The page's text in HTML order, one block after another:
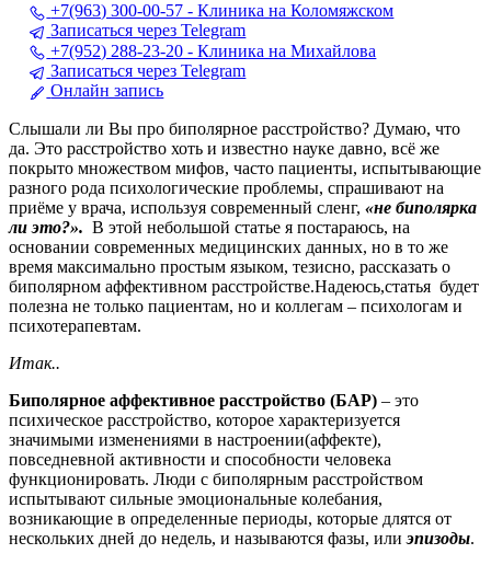
+7(963) 300-00-57 - Клиника на Коломяжском
Записаться через Telegram
+7(952) 288-23-20 - Клиника на Михайлова
Записаться через Telegram
Онлайн запись
Слышали ли Вы про биполярное расстройство? Думаю, что
да. Это расстройство хоть и известно науке давно, всё же
покрыто множеством мифов, часто пациенты, испытывающие
разного рода психологические проблемы, спрашивают на
приёме у врача, используя современный сленг, «не биполярка
ли это?». В этой небольшой статье я постараюсь, на
основании современных медицинских данных, но в то же
время максимально простым языком, тезисно, рассказать о
биполярном аффективном расстройстве.Надеюсь,статья будет
полезна не только пациентам, но и коллегам – психологам и
психотерапевтам.
Итак..
Биполярное аффективное расстройство (БАР) – это
психическое расстройство, которое характеризуется
значимыми изменениями в настроении(аффекте),
повседневной активности и способности человека
функционировать. Люди с биполярным расстройством
испытывают сильные эмоциональные колебания,
возникающие в определенные периоды, которые длятся от
нескольких дней до недель, и называются фазы, илиэпизоды.